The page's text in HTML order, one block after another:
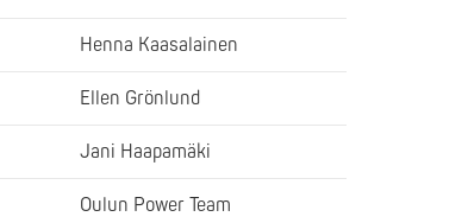
Henna Kaasalainen
Ellen Grönlund
Jani Haapamäki
Oulun Power Team